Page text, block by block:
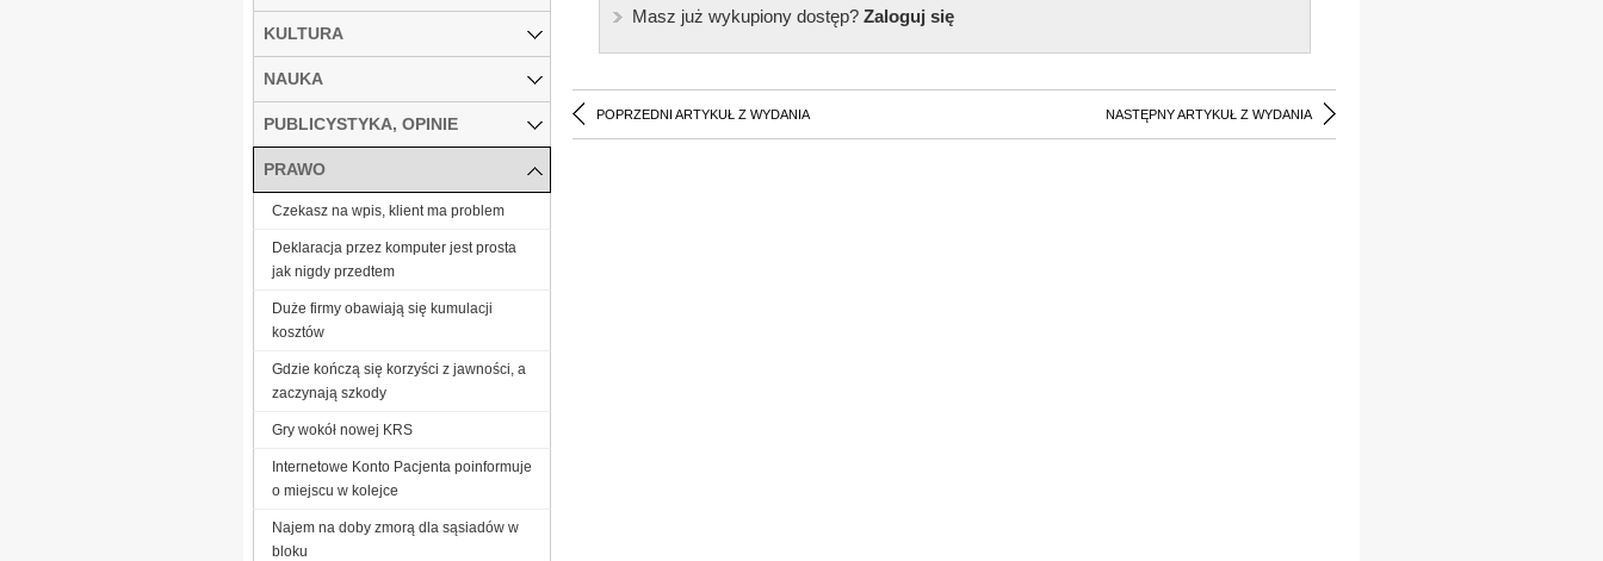
Masz już wykupiony dostęp?Zaloguj się
POPRZEDNI ARTYKUŁ Z WYDANIA NASTĘPNY ARTYKUŁ Z WYDANIA
KULTURA
NAUKA
PUBLICYSTYKA, OPINIE
PRAWO
Czekasz na wpis, klient ma problem
Deklaracja przez komputer jest prosta
jak nigdy przedtem
Duże firmy obawiają się kumulacji
kosztów
Gdzie kończą się korzyści z jawności, a
zaczynają szkody
Gry wokół nowej KRS
Internetowe Konto Pacjenta poinformuje
o miejscu w kolejce
Najem na doby zmorą dla sąsiadów w
bloku